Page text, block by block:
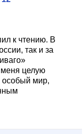
к чтению. В
так и за
меня целую
особый мир,